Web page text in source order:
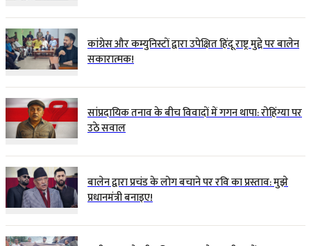
कांग्रेस और कम्युनिस्टों द्वारा उपेक्षित हिंदू राष्ट्र मुद्दे पर बालेन
सकारात्मक!
सांप्रदायिक तनाव के बीच विवादों में गगन थापा: रोहिंग्या पर
उठे सवाल
बालेन द्वारा प्रचंड के लोग बचाने पर रवि का प्रस्ताव: मुझे
प्रधानमंत्री बनाइए!